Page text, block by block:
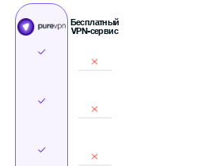
Бесплатный
VPN-сервис